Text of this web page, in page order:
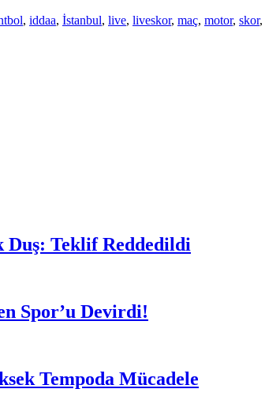
, iddaa, İstanbul, live, liveskor, maç, motor, skor,
Duş: Teklif Reddedildi
Spor’u Devirdi!
Tempoda Mücadele